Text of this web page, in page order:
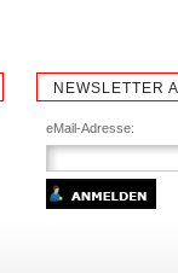
NEWSLETTER
eMail-Adresse: